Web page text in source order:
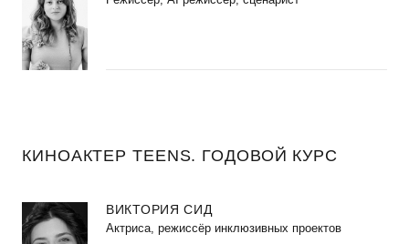
КИНОАКТЕР TEENS. ГОДОВОЙ КУРС
ВИКТОРИЯ СИД
Актриса, режиссёр инклюзивных проектов